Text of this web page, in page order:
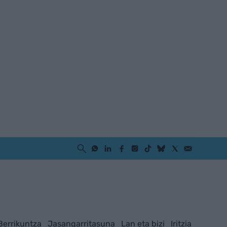
Jasangarritasuna Lan eta bizi Iritzia